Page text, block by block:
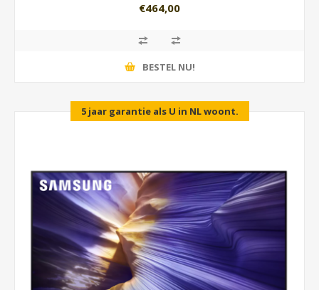
€464,00
BESTEL NU!
5 jaar garantie als U in NL woont.